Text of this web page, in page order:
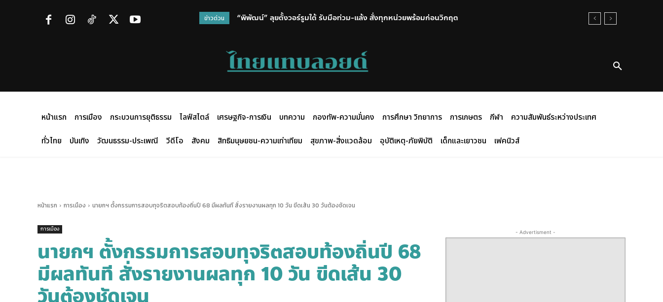
ข่าวด่วน “พิพัฒน์” ลุยตั้งวอร์รูมใต้ รับมือท่วม-แล้ง สั่งทุกหน่วยพร้อมก่อนวิกฤต
หน้าแรก การเมือง กระบวนการยุติธรรม ไลฟ์สไตล์ เศรษฐกิจ-การเงิน บทความ กองทัพ-ความมั่นคง การศึกษา วิทยาการ การเกษตร กีฬา
ความสัมพันธ์ระหว่างประเทศ
ทั่วไทย
บันเทิง วัฒนธรรม-ประเพณี วีดีโอ สังคม สิทธิมนุษยชน-ความเท่าเทียม สุขภาพ-สิ่งแวดล้อม อุบัติเหตุ-ภัยพิบัติ เด็กและเยาวชน เฟคนิวส์
หน้าแรก การเมือง นายกฯ ตั้งกรรมการสอบทุจริตสอบท้องถิ่นปี 68 มีผลทันที สั่งรายงานผลทุก 10 วัน ขีดเส้น 30 วันต้องชัดเจน
การเมือง
นายกฯ ตั้งกรรมการสอบทุจริตสอบท้องถิ่นปี 68
มีผลทันที สั่งรายงานผลทุก 10 วัน ขีดเส้น 30
- Advertisment -